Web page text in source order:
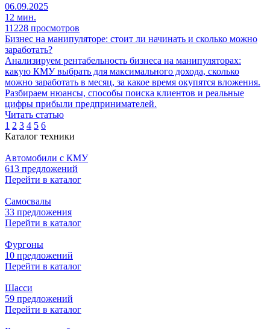
06.09.2025
12 мин.
11228 просмотров
Бизнес на манипуляторе: стоит ли начинать и сколько можно
заработать?
Анализируем рентабельность бизнеса на манипуляторах:
какую КМУ выбрать для максимального дохода, сколько
можно заработать в месяц, за какое время окупятся вложения.
Разбираем нюансы, способы поиска клиентов и реальные
цифры прибыли предпринимателей.
Читать статью
1 2 3 4 5 6
Каталог техники
Автомобили с КМУ
613 предложений
Перейти в каталог
Самосвалы
33 предложения
Перейти в каталог
Фургоны
10 предложений
Перейти в каталог
Шасси
59 предложений
Перейти в каталог